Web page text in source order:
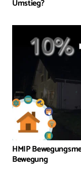
Umstieg?
HMIP
Bewegung